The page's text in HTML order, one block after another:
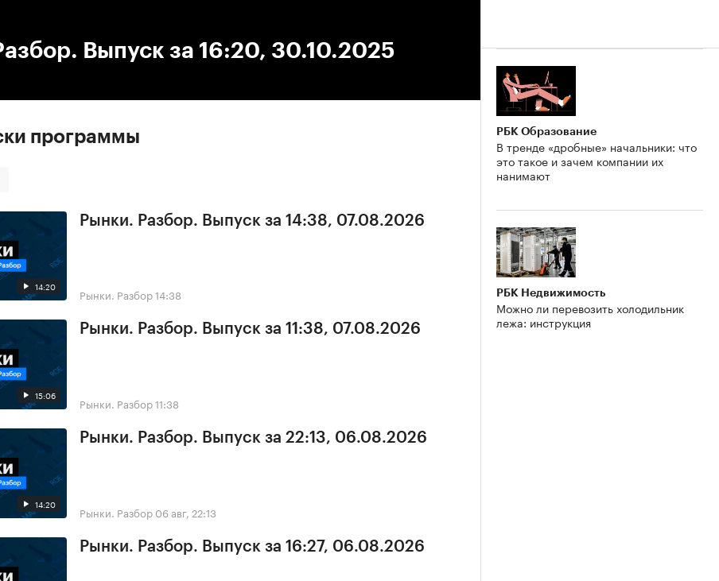
Выпуск за 16:20, 30.10.2025
программы
14:20
Рынки. Разбор. Выпуск за 14:38, 07.08.2026
Рынки. Разбор14:38
15:06
Рынки. Разбор. Выпуск за 11:38, 07.08.2026
Рынки. Разбор11:38
14:20
Рынки. Разбор. Выпуск за 22:13, 06.08.2026
Рынки. Разбор 06 авг, 22:13
Рынки. Разбор. Выпуск за 16:27, 06.08.2026
РБК Образование
В тренде «дробные» начальники: что
это такое и зачем компании их
нанимают
РБК Недвижимость
Можно ли перевозить холодильник
лежа: инструкция